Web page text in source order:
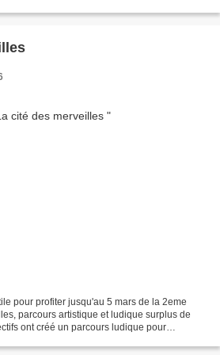
pour profiter jusqu'au 5 mars de la 2eme
parcours artistique et ludique surplus de
ont créé un parcours ludique pour